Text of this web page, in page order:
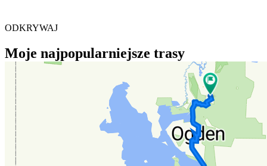
ODKRYWAJ
Moje najpopularniejsze trasy